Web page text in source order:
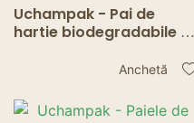
Uchampak - Pai de
hartie biodegradabile in
curcubeu Paie de baut
shake Accesorii1
Anchetă